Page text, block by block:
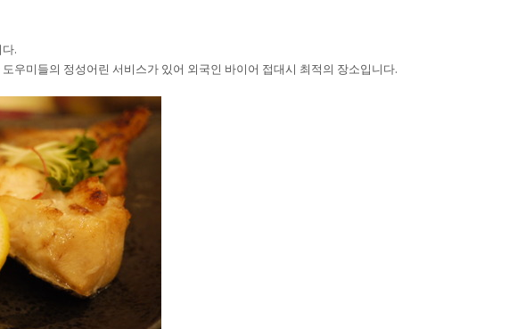
.
우미들의 정성어린 서비스가 있어 외국인 바이어 접대시 최적의 장소입니다.